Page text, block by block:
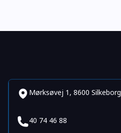
Mørksøvej 1, 8600 Silkeborg
40 74 46 88